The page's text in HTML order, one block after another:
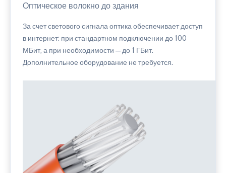
Оптическое волокно до здания
За счет светового сигнала оптика обеспечивает доступ
в интернет: при стандартном подключении до 100
МБит, а при необходимости — до 1 ГБит.
Дополнительное оборудование не требуется.